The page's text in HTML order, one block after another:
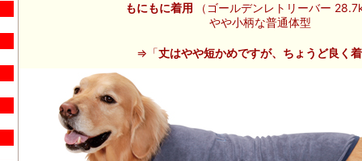
もにもに着用
（ゴールデンレトリーバー
やや小柄な普通体型
⇒「丈はやや短かめですが、ちょうど良く